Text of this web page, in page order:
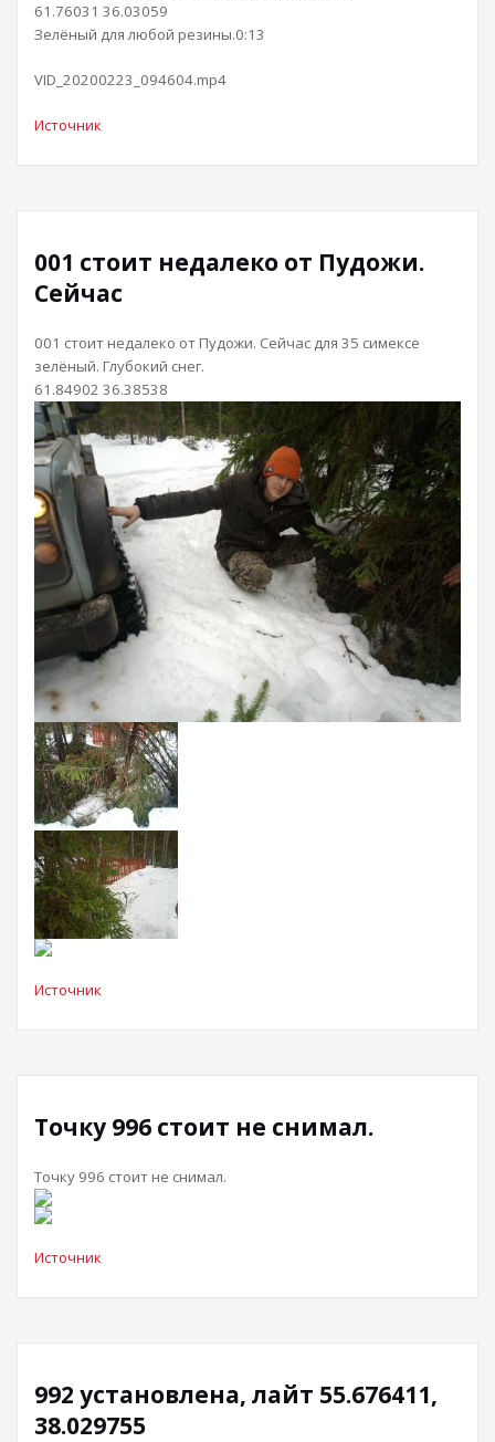
61.76031 36.03059
Зелёный для любой резины.0:13
VID_20200223_094604.mp4
Источник
001 стоит недалеко от Пудожи.
Сейчас
001 стоит недалеко от Пудожи. Сейчас для 35 симексе
зелёный. Глубокий снег.
61.84902 36.38538
Источник
Точку 996 стоит не снимал.
Точку 996 стоит не снимал.
Источник
992 установлена, лайт 55.676411,
38.029755